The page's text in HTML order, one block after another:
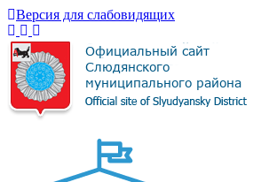
Версия для слабовидящих